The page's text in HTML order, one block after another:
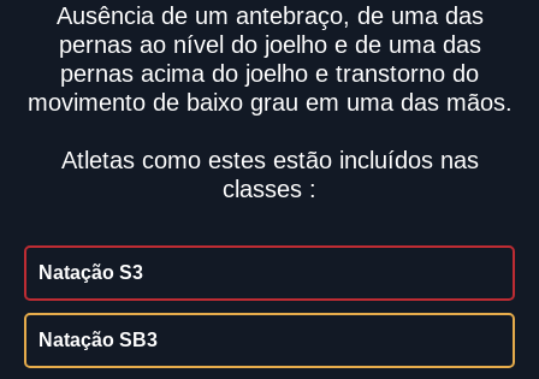
Ausência de um antebraço, de uma das
pernas ao nível do joelho e de uma das
pernas acima do joelho e transtorno do
movimento de baixo grau em uma das mãos.
Atletas como estes estão incluídos nas
classes :
Natação S3
Natação SB3